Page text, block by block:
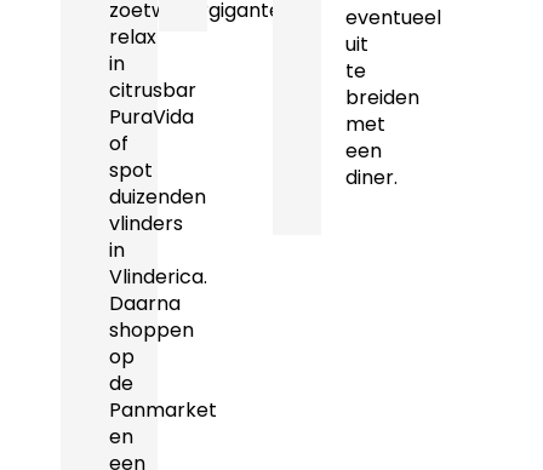
zoetwatergiganten,
relax
in
citrusbar
PuraVida
of
spot
duizenden
vlinders
in
Vlinderica.
Daarna
shoppen
op
de
Panmarket
en
een
eventueel
uit
te
breiden
met
een
diner.